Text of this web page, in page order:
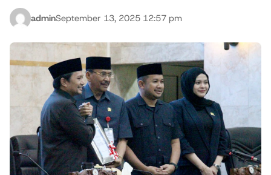
adminSeptember 13, 2025 12:57 pm